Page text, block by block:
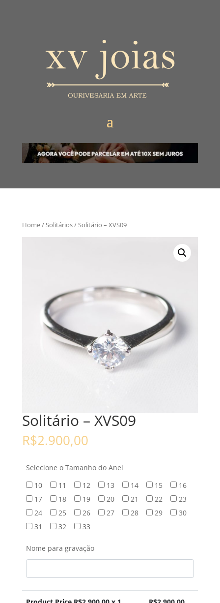
Home/Solitários/ Solitário – XVS09
Solitário – XVS09
R$2.900,00
Selecione o Tamanho do Anel
10
11 12 13 14 15
16
17
18 19 20 21 22
23
24
25 26 27 28 29
30
31
32 33
Nome para gravação